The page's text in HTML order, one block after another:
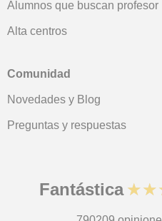
Alumnos que buscan profesor
Alta centros
Comunidad
Novedades y Blog
Preguntas y respuestas
Fantástica